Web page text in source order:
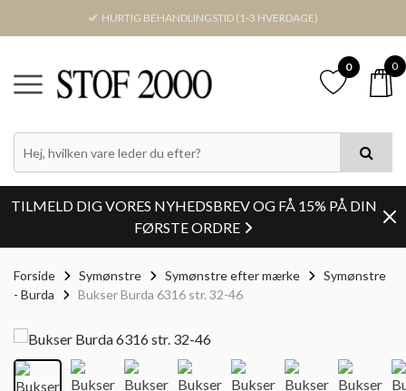
HURTIG BEHANDLINGSTID (1-3 HVERDAGE)
0 0
TILMELD DIG VORES NYHEDSBREV OG FÅ 15% PÅ DIN
FØRSTE ORDRE
Forside Symønstre Symønstre efter mærke
Symønstre
- Burda
Bukser Burda 6316 str. 32-46